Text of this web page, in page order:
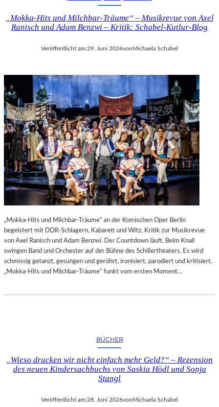
„Mokka-Hits und Milchbar-Träume“ – Musikrevue von Axel
Ranisch und Adam Benzwi – Kritik: Schabel-Kutlur-Blog
Veröffentlicht am:29. Juni 2026vonMichaela Schabel
„Mokka-Hits und Milchbar-Träume“ an der Komischen Oper Berlin
begeistert mit DDR-Schlagern, Kabarett und Witz. Kritik zur Musikrevue
von Axel Ranisch und Adam Benzwi. Der Countdown läuft. Beim Knall
swingen Band und Orchester auf der Bühne des Schillertheaters. Es wird
schmissig getanzt, gesungen und geröhrt, ironisiert, parodiert und kritisiert.
„Mokka-Hits und Milchbar-Träume“ funkt vom ersten Moment…
BÜCHER
„Wieso drucken wir nicht einfach mehr Geld?“ – Rezension
des neuen Kindersachbuchs von Saskia Hödl und Sonja
Stangl
Veröffentlicht am:28. Juni 2026von Michaela Schabel